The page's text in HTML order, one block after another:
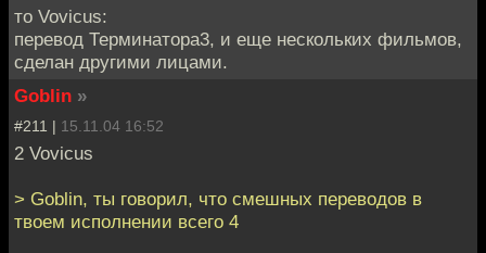
то Vovicus:
перевод Терминатора3, и еще нескольких фильмов,
сделан другими лицами.
Goblin »
#211 | 15.11.04 16:52
2 Vovicus
> Goblin, ты говорил, что смешных переводов в
твоем исполнении всего 4